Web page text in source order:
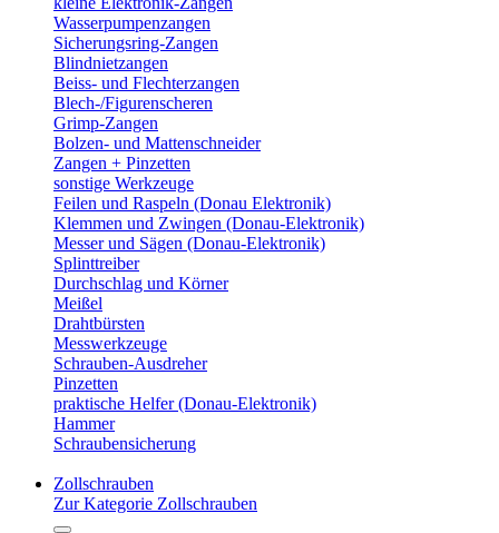
Wasserpumpenzangen
Sicherungsring-Zangen
Blindnietzangen
Beiss- und Flechterzangen
Blech-/Figurenscheren
Grimp-Zangen
Bolzen- und Mattenschneider
Zangen + Pinzetten
sonstige Werkzeuge
Feilen und Raspeln (Donau Elektronik)
Klemmen und Zwingen (Donau-Elektronik)
Messer und Sägen (Donau-Elektronik)
Splinttreiber
Durchschlag und Körner
Meißel
Drahtbürsten
Messwerkzeuge
Schrauben-Ausdreher
Pinzetten
praktische Helfer (Donau-Elektronik)
Hammer
Schraubensicherung
Zollschrauben
Zur Kategorie Zollschrauben